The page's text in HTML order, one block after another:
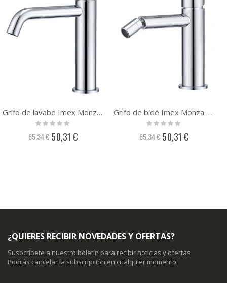
Grifo de lavabo Imex Monza BDM039-1
Rating:
0%
65,34 € Precio
especial
50,31 €
Grifo de bidé Imex Monza BDM039-2
Rating:
0%
65,34 € Precio
especial
50,31 €
¿QUIERES RECIBIR NOVEDADES Y OFERTAS?
Susbcríbete a nuestro boletín para recibir noticias y ofertas
Podrás cancelar la subscripción en cualquier momento.